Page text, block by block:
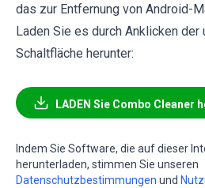
das zur Entfernung von Android-
Laden Sie es durch Anklicken der
Schaltfläche herunter:
LADEN Sie Combo Cleaner
Indem Sie Software, die auf dieser
herunterladen, stimmen Sie unseren
Datenschutzbestimmungen und